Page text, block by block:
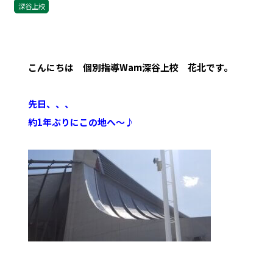
深谷上校
こんにちは 個別指導Wam深谷上校 花北です。
先日、、、
約1年ぶりにこの地へ～♪